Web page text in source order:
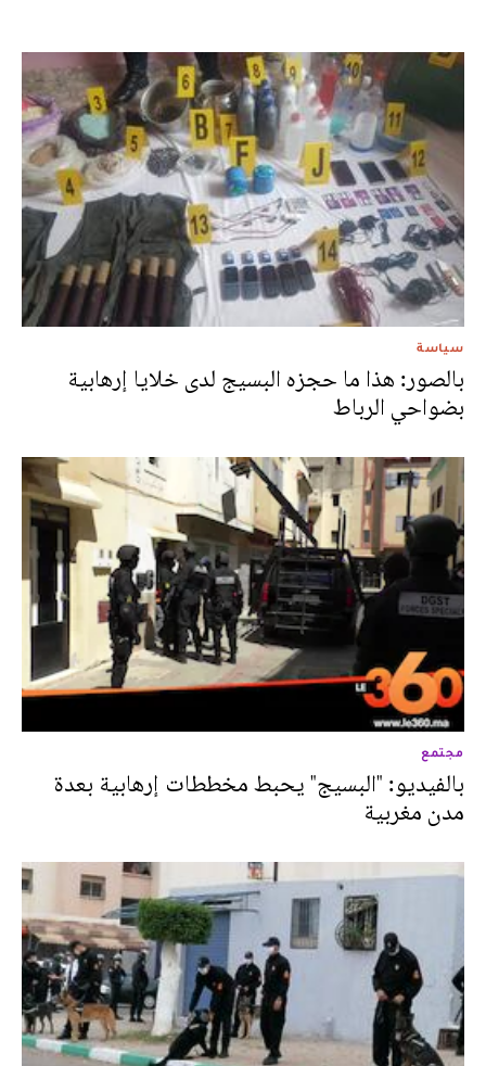
سياسة
بالصور: هذا ما حجزه البسيج لدى خلايا إرهابية
بضواحي الرباط
مجتمع
بالفيديو: "البسيج" يحبط مخططات إرهابية بعدة
مدن مغربية